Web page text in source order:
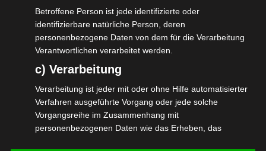
Im Durchschnitt und vorbehaltlich der noch
laufenden Prüfung, ergibt sich eine
durchschnittliche Nachzahlung von 4.064,00
Euro von Fördermitteln an die Unternehmen
der Veranstaltungswirtschaft.
Latest News von gestern: Die Abgabe der
Schlussabrechnung ist letztmalig bis zum
30.09.24 verlängert worden.
Betroffene Person ist jede identifizierte oder
identifizierbare natürliche Person, deren
personenbezogene Daten von dem für die Verarbeitung
Verantwortlichen verarbeitet werden.
c) Verarbeitung
Verarbeitung ist jeder mit oder ohne Hilfe automatisierter
Verfahren ausgeführte Vorgang oder jede solche
Vorgangsreihe im Zusammenhang mit
personenbezogenen Daten wie das Erheben, das